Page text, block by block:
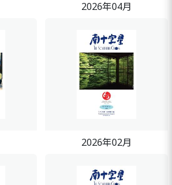
2026年04月
2026年02月